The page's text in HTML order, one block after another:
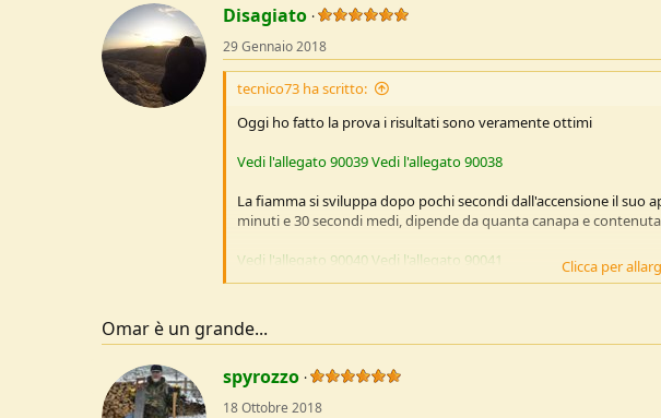
t
i
o
n
s
:
Disagiato
29 Gennaio 2018
tecnico73 ha scritto:
Oggi ho fatto la prova i risultati sono veramente ottimi
Vedi l'allegato 90039Vedi l'allegato 90038
La fiamma si sviluppa dopo pochi secondi dall'accensione il suo
minuti e 30 secondi medi, dipende da quanta canapa e
Vedi l'allegato 90040 Vedi l'allegato 90041
stendere come si vede in foto. Collusioni, leggerissimi pochi
con una matassa di canapa si realizzano molte sfere lunga
Clicca per
Omar è un grande...
spyrozzo
18 Ottobre 2018